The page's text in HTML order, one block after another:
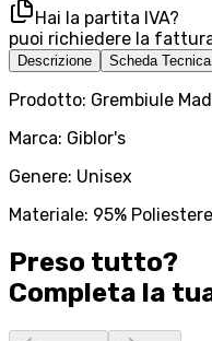
Hai la partita IVA?
puoi richiedere la
Descrizione Scheda Tecnica
Prodotto: Grembiule
Marca: Giblor's
Genere: Unisex
Materiale: 95%
Preso tutto?
Completa la